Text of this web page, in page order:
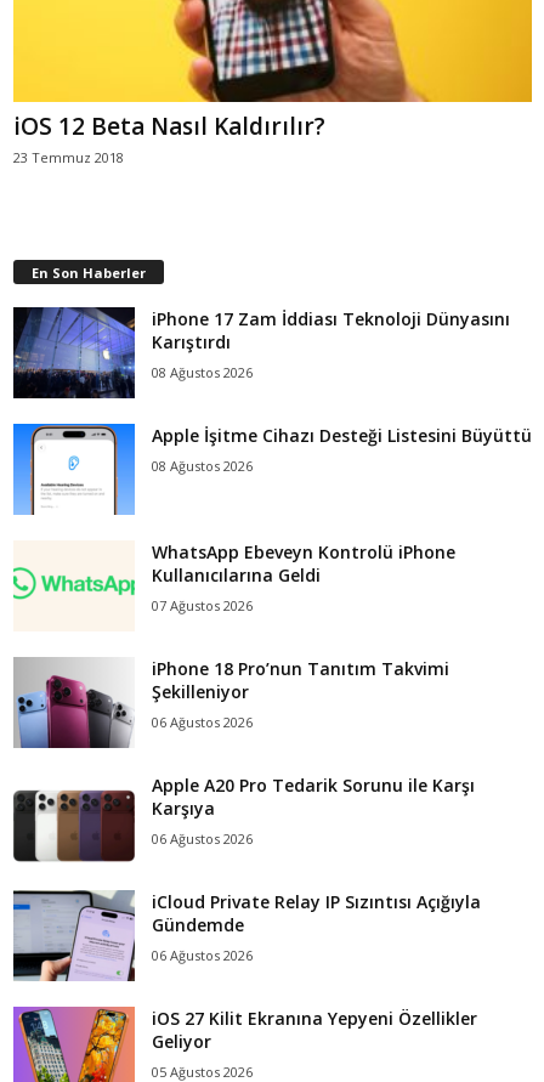
iOS 12 Beta Nasıl Kaldırılır?
23 Temmuz 2018
En Son Haberler
iPhone 17 Zam İddiası Teknoloji Dünyasını
Karıştırdı
08 Ağustos 2026
Apple İşitme Cihazı Desteği Listesini Büyüttü
08 Ağustos 2026
WhatsApp Ebeveyn Kontrolü iPhone
Kullanıcılarına Geldi
07 Ağustos 2026
iPhone 18 Pro’nun Tanıtım Takvimi
Şekilleniyor
06 Ağustos 2026
Apple A20 Pro Tedarik Sorunu ile Karşı
Karşıya
06 Ağustos 2026
iCloud Private Relay IP Sızıntısı Açığıyla
Gündemde
06 Ağustos 2026
iOS 27 Kilit Ekranına Yepyeni Özellikler
Geliyor
05 Ağustos 2026